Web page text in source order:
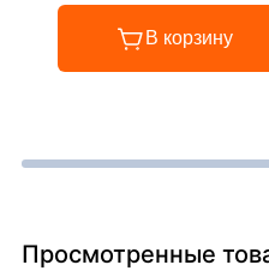
В корзину
Просмотренные